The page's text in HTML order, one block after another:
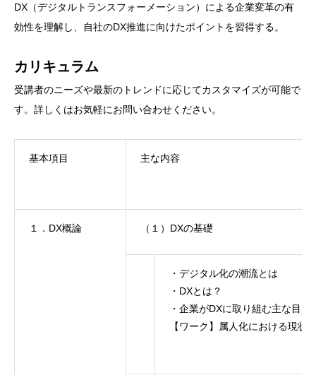
DX（デジタルトランスフォーメーション）による企業変革の有
効性を理解し、自社のDX推進に向けたポイントを習得する。
カリキュラム
受講者のニーズや最新のトレンドに応じてカスタマイズが可能で
す。詳しくはお気軽にお問い合わせください。
基本項目 主な内容
１．DX概論 （１）DXの基礎
・デジタル化の潮流とは
・DXとは？
・企業がDXに取り組む主な目的
【ワーク】属人化における現状